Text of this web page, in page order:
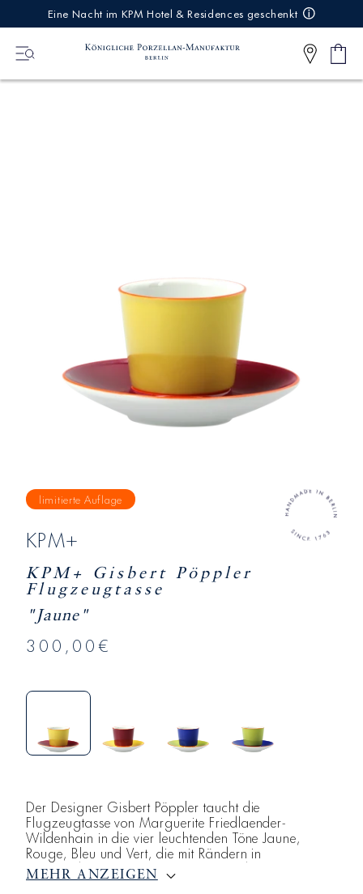
Eine Nacht im KPM Hotel & Residences geschenkt
0
Artikel
limitierte Auflage
KPM+
KPM+ Gisbert Pöppler
Flugzeugtasse
"Jaune"
300,00€
Der Designer Gisbert Pöppler taucht die
Flugzeugtasse von Marguerite Friedlaender-
Wildenhain in die vier leuchtenden Töne Jaune,
Rouge, Bleu und Vert, die mit Rändern in
leuchtendem Orange kontrastiert wird. Die
Meistermalerinnen und Meistermaler der KPM Berlin
MEHR ANZEIGEN